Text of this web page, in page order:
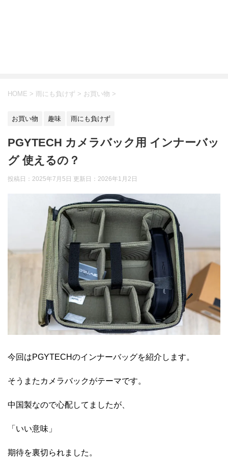
HOME > 雨にも負けず > お買い物 >
お買い物 趣味 雨にも負けず
PGYTECH カメラバック用 インナーバッ
グ 使えるの？
投稿日：2025年7月5日 更新日： 2026年1月2日
今回はPGYTECHのインナーバッグを紹介します。
そうまたカメラバックがテーマです。
中国製なので心配してましたが、
「いい意味」
期待を裏切られました。